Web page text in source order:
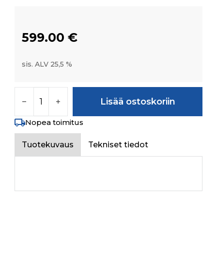
599.00 €
sis. ALV 25,5 %
Lisää ostoskoriin
Nopea toimitus
Tuotekuvaus Tekniset tiedot